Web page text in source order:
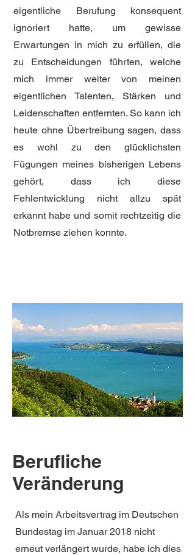
eigentliche Berufung konsequent
ignoriert hatte, um gewisse
Erwartungen in mich zu erfüllen, die
zu Entscheidungen führten, welche
mich immer weiter von meinen
eigentlichen Talenten, Stärken und
Leidenschaften entfernten. So kann ich
heute ohne Übertreibung sagen, dass
es wohl zu den glücklichsten
Fügungen meines bisherigen Lebens
gehört, dass ich diese
Fehlentwicklung nicht allzu spät
erkannt habe und somit rechtzeitig die
Notbremse ziehen konnte.
Berufliche
Veränderung
Als mein Arbeitsvertrag im Deutschen
Bundestag im Januar 2018 nicht
erneut verlängert wurde, habe ich dies